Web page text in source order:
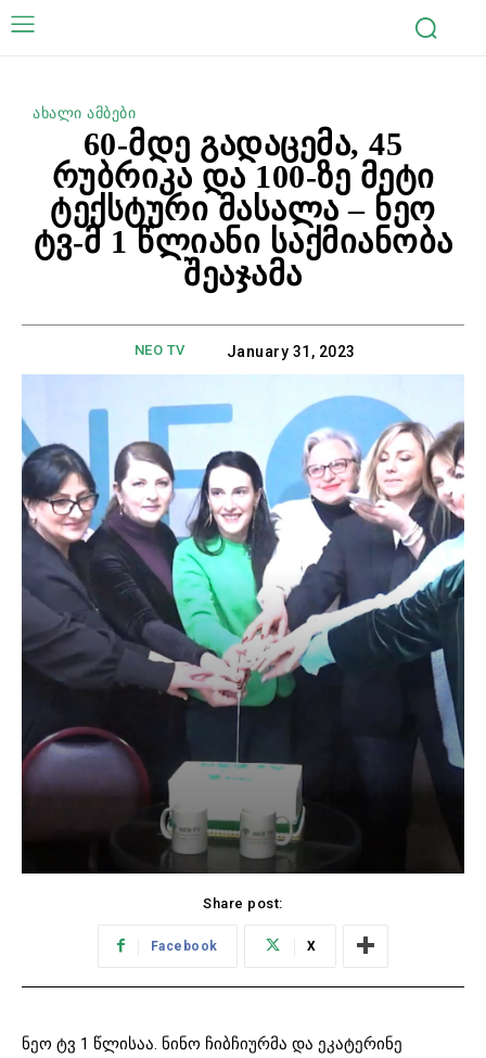
ახალი ამბები
60-მდე გადაცემა, 45
რუბრიკა და 100-ზე მეტი
ტექსტური მასალა – ნეო
ტვ-მ 1 წლიანი საქმიანობა
შეაჯამა
NEO TV January 31, 2023
Share post:
Facebook X
ნეო ტვ 1 წლისაა. ნინო ჩიბჩიურმა და ეკატერინე